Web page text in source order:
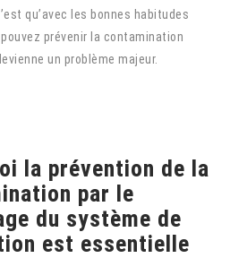
qu’avec les bonnes habitudes
prévenir la contamination
un problème majeur.
la prévention de la
par le
du système de
est essentielle